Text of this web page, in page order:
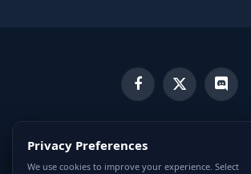
Facebook
X
(Twitter)
MENTIONS LÉGALES ET CONDITIONS
D’UTILISATION (CGU)
Privacy Preferences
We use cookies to improve your experience. Select